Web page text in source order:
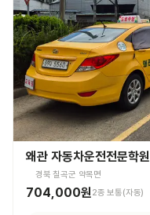
왜관 자동차운전전문학원
경북 칠곡군 약목면
704,000원2종 보통(자동)